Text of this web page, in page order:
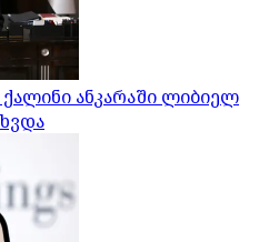
ანკარაში ლიბიელ